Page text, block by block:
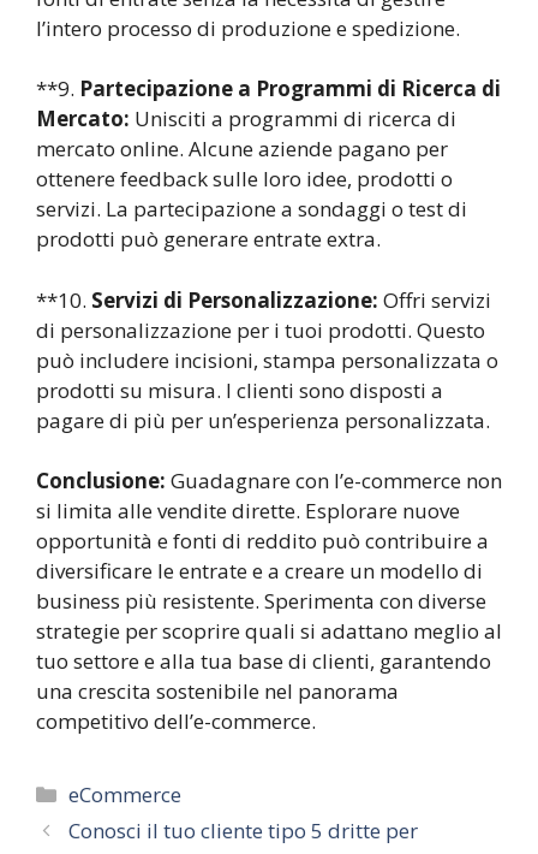
l’intero processo di produzione e spedizione.
**9. Partecipazione a Programmi di Ricerca di
Mercato: Unisciti a programmi di ricerca di
mercato online. Alcune aziende pagano per
ottenere feedback sulle loro idee, prodotti o
servizi. La partecipazione a sondaggi o test di
prodotti può generare entrate extra.
**10. Servizi di Personalizzazione: Offri servizi
di personalizzazione per i tuoi prodotti. Questo
può includere incisioni, stampa personalizzata o
prodotti su misura. I clienti sono disposti a
pagare di più per un’esperienza personalizzata.
Conclusione: Guadagnare con l’e-commerce non
si limita alle vendite dirette. Esplorare nuove
opportunità e fonti di reddito può contribuire a
diversificare le entrate e a creare un modello di
business più resistente. Sperimenta con diverse
strategie per scoprire quali si adattano meglio al
tuo settore e alla tua base di clienti, garantendo
una crescita sostenibile nel panorama
competitivo dell’e-commerce.
Categorie
eCommerce
Conosci il tuo cliente tipo 5 dritte per